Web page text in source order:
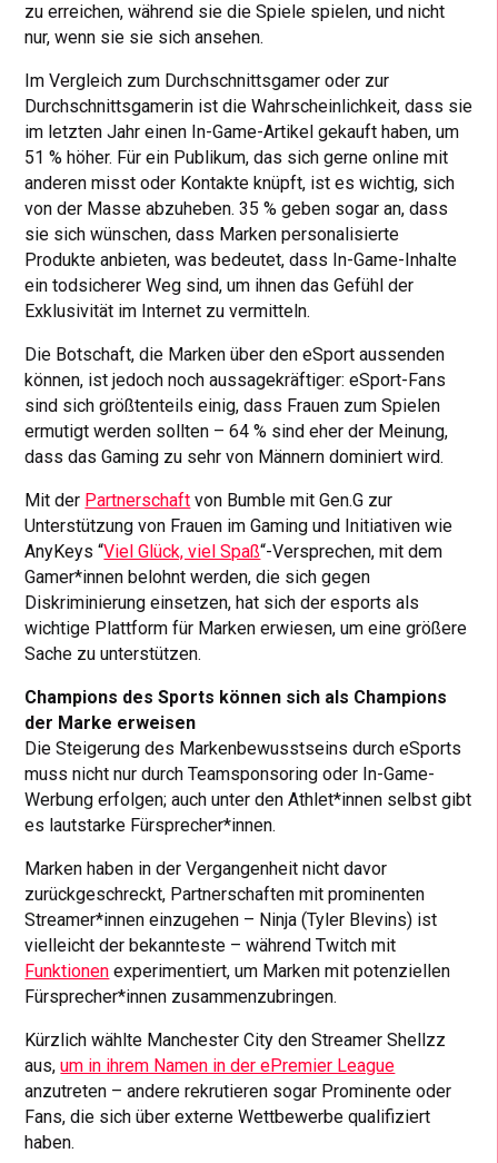
zu erreichen, während sie die Spiele spielen, und nicht
nur, wenn sie sie sich ansehen.
Im Vergleich zum Durchschnittsgamer oder zur
Durchschnittsgamerin ist die Wahrscheinlichkeit, dass sie
im letzten Jahr einen In-Game-Artikel gekauft haben, um
51 % höher. Für ein Publikum, das sich gerne online mit
anderen misst oder Kontakte knüpft, ist es wichtig, sich
von der Masse abzuheben. 35 % geben sogar an, dass
sie sich wünschen, dass Marken personalisierte
Produkte anbieten, was bedeutet, dass In-Game-Inhalte
ein todsicherer Weg sind, um ihnen das Gefühl der
Exklusivität im Internet zu vermitteln.
Die Botschaft, die Marken über den eSport aussenden
können, ist jedoch noch aussagekräftiger: eSport-Fans
sind sich größtenteils einig, dass Frauen zum Spielen
ermutigt werden sollten – 64 % sind eher der Meinung,
dass das Gaming zu sehr von Männern dominiert wird.
Mit der Partnerschaft von Bumble mit Gen.G zur
Unterstützung von Frauen im Gaming und Initiativen wie
AnyKeys “Viel Glück, viel Spaß“-Versprechen, mit dem
Gamer*innen belohnt werden, die sich gegen
Diskriminierung einsetzen, hat sich der esports als
wichtige Plattform für Marken erwiesen, um eine größere
Sache zu unterstützen.
Champions des Sports können sich als Champions
der Marke erweisen
Die Steigerung des Markenbewusstseins durch eSports
muss nicht nur durch Teamsponsoring oder In-Game-
Werbung erfolgen; auch unter den Athlet*innen selbst gibt
es lautstarke Fürsprecher*innen.
Marken haben in der Vergangenheit nicht davor
zurückgeschreckt, Partnerschaften mit prominenten
Streamer*innen einzugehen – Ninja (Tyler Blevins) ist
vielleicht der bekannteste – während Twitch mit
Funktionen experimentiert, um Marken mit potenziellen
Fürsprecher*innen zusammenzubringen.
Kürzlich wählte Manchester City den Streamer Shellzz
aus,um in ihrem Namen in der ePremier League
anzutreten – andere rekrutieren sogar Prominente oder
Fans, die sich über externe Wettbewerbe qualifiziert
haben.